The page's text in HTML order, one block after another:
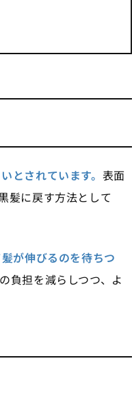
とされています。 表面
髪に戻す方法として
が伸びるのを待ちつ
負担を減らしつつ、よ